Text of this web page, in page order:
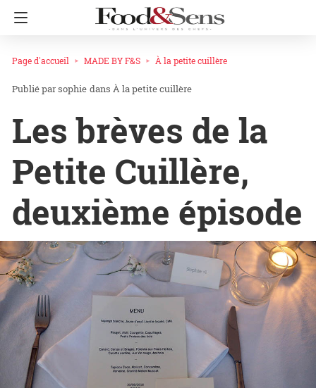
Page d'accueil MADE BY F&S À la petite cuillère
sophie dans À la petite cuillère
Les brèves de la
Petite Cuillère,
deuxième épisode